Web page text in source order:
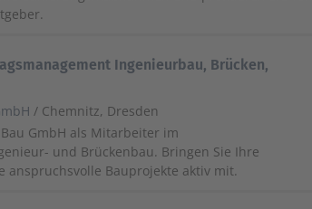
Ingenieurbau, Brücken,
/ Chemnitz, Dresden
GmbH als Mitarbeiter im
und Brückenbau. Bringen Sie Ihre
anspruchsvolle Bauprojekte aktiv mit.